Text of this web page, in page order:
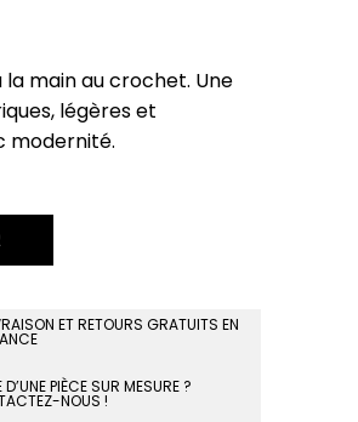
main au crochet. Une
légères et
modernité.
ET RETOURS GRATUITS EN
D’UNE PIÈCE SUR MESURE ?
NOUS !